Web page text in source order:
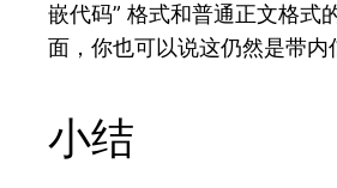
嵌代码” 格式和普通正文格
面，你也可以说这仍然是带
小结